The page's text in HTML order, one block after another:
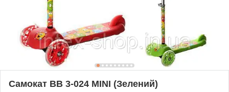
Самокат BB 3-024 MINI (Зелений)